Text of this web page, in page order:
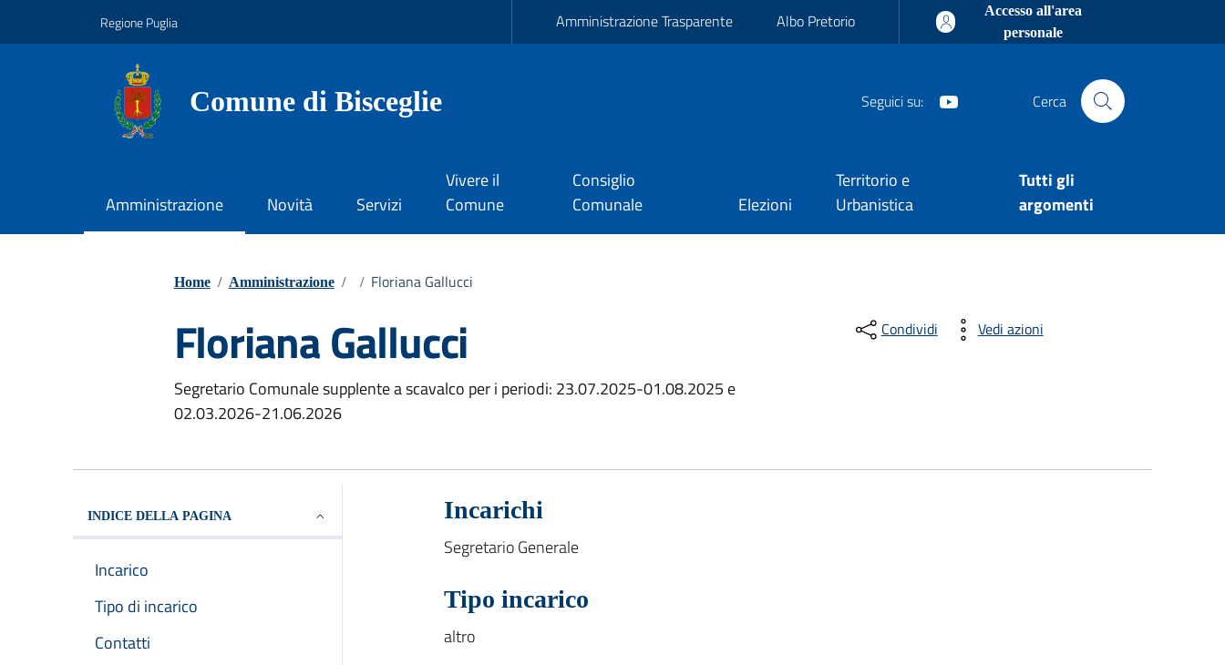
Regione Puglia Amministrazione Trasparente Albo Pretorio
Accesso all'area
personale
Comune di Bisceglie Seguici su: Cerca
Amministrazione Novità Servizi
Vivere il
Comune
Consiglio
Comunale
Elezioni
Territorio e
Urbanistica
Tutti gli
argomenti
Home / Amministrazione / / Floriana Gallucci
Floriana Gallucci
Segretario Comunale supplente a scavalco per i periodi: 23.07.2025-01.08.2025 e
02.03.2026-21.06.2026
Condividi Vedi azioni
INDICE DELLA PAGINA
Incarico
Tipo di incarico
Contatti
Incarichi
Segretario Generale
Tipo incarico
altro